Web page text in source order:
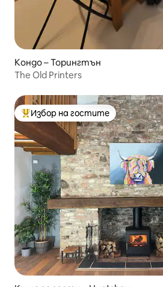
Кондо – Торингтън
The Old Printers
Най-популярен избор на гостите
Избор на гостите